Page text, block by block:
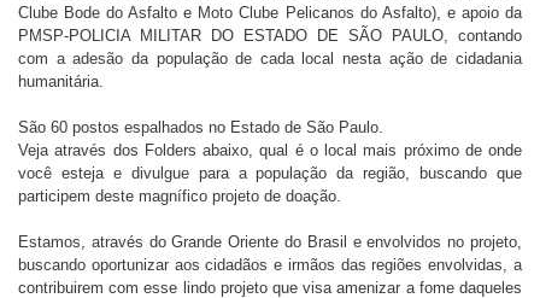
Clube Bode do Asfalto e Moto Clube Pelicanos do Asfalto), e apoio da
PMSP-POLICIA MILITAR DO ESTADO DE SÃO PAULO, contando
com a adesão da população de cada local nesta ação de cidadania
humanitária.
São 60 postos espalhados no Estado de São Paulo.
Veja através dos Folders abaixo, qual é o local mais próximo de onde
você esteja e divulgue para a população da região, buscando que
participem deste magnífico projeto de doação.
Estamos, através do Grande Oriente do Brasil e envolvidos no projeto,
buscando oportunizar aos cidadãos e irmãos das regiões envolvidas, a
contribuirem com esse lindo projeto que visa amenizar a fome daqueles